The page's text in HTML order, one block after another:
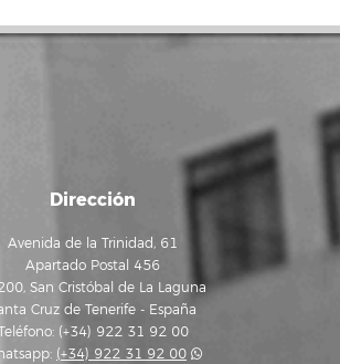
Dirección
Avenida de la Trinidad, 61
Apartado Postal 456
San Cristóbal de La Laguna
Cruz de Tenerife - España
(+34) 922 31 92 00
(+34) 922 31 92 00